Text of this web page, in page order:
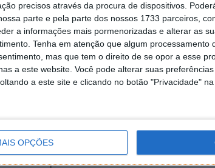
precisos através da procura de dispositivos.
parte e pela parte dos nossos 1733 parceiros,
a informações mais pormenorizadas e alterar as
Tenha em atenção que algum processamento
mas que tem o direito de se opor a esse
a este website. Você pode alterar suas
a este site e clicando no botão "Privacidade"
OPÇÕES
disso, isto é um problema do telemóvel,
o Carregamento otimizado ativado.
a Apple possa resolver?
qual a configuração de carregamento
informação relevante.
ao momento deste artigo), o Redditor revela
C da Amazon. É um cabo "genérico" da
que não estava a fazer nada com o